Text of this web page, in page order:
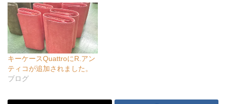
キーケースQuattroにR.アン
ティコが追加されました。
ブログ